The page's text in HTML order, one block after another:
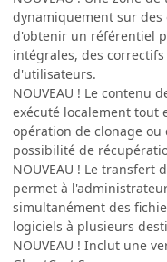
dynamiquement sur
d'obtenir un référentiel
intégrales, des
d'utilisateurs.
NOUVEAU ! Le contenu
exécuté localement tout
opération de clonage
possibilité de
NOUVEAU ! Le
permet à
simultanément des
logiciels à plusieurs
NOUVEAU ! Inclut une